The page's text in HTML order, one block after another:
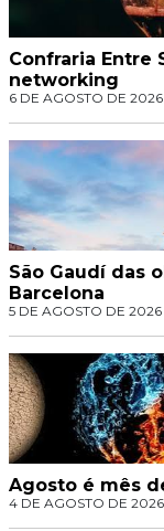
Confraria Entre
networking
6 DE AGOSTO DE 2026
São Gaudí das
Barcelona
5 DE AGOSTO DE 2026
Agosto é mês
4 DE AGOSTO DE 2026